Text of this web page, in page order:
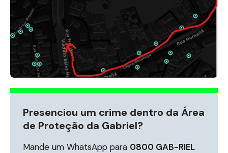
Presenciou um crime dentro da Área
de Proteção da Gabriel?
Mande um WhatsApp para 0800 GAB-RIEL